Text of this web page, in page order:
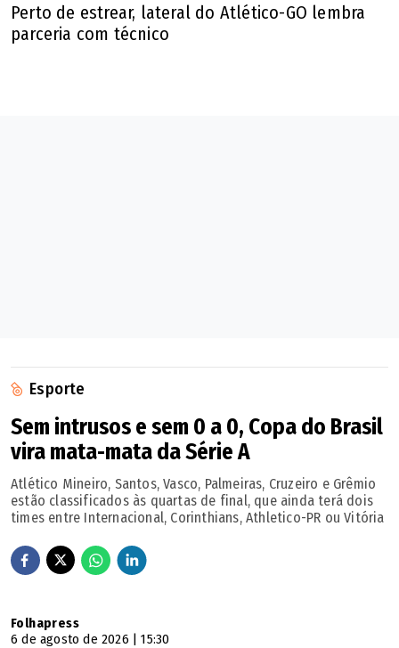
Perto de estrear, lateral do Atlético-GO lembra
parceria com técnico
Esporte
Sem intrusos e sem 0 a 0, Copa do Brasil
vira mata-mata da Série A
Atlético Mineiro, Santos, Vasco, Palmeiras, Cruzeiro e Grêmio
estão classificados às quartas de final, que ainda terá dois
times entre Internacional, Corinthians, Athletico-PR ou Vitória
Folhapress
6 de agosto de 2026 | 15:30